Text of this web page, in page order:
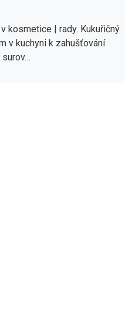
kosmetice | rady. Kukuřičný
v kuchyni k zahušťování
surov…